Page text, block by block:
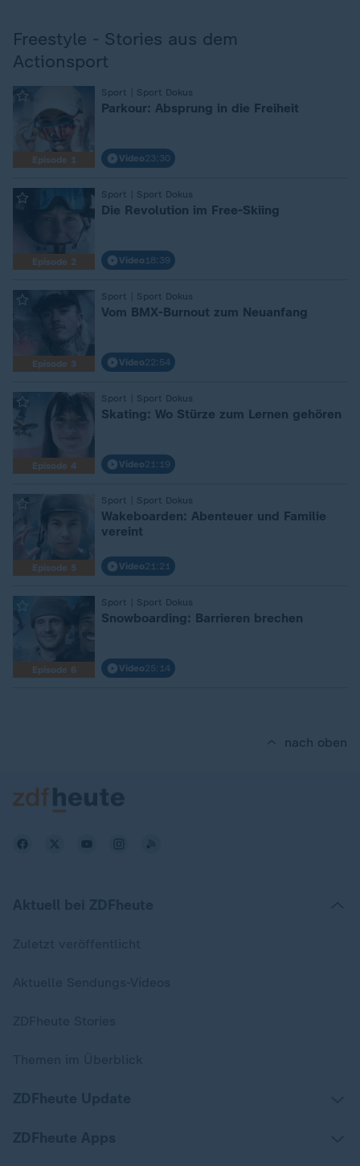
Freestyle - Stories aus dem
Actionsport
Episode 1
Sport | Sport Dokus
: Parkour: Absprung in die Freiheit
Video23:30
Episode 2
Sport | Sport Dokus
: Die Revolution im Free-Skiing
Video 18:39
Episode 3
Sport | Sport Dokus
: Vom BMX-Burnout zum Neuanfang
Video22:54
Episode 4
Sport | Sport Dokus
: Skating: Wo Stürze zum Lernen gehören
Video21:19
Episode 5
Sport | Sport Dokus
Wakeboarden: Abenteuer und Familie
vereint
Video21:21
Episode 6
Sport | Sport Dokus
: Snowboarding: Barrieren brechen
Video25:14
nach oben